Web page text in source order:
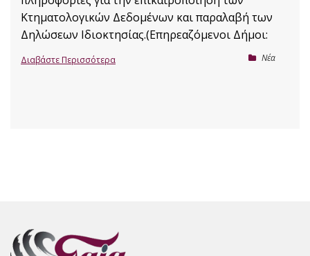
Κτηματολογικών Δεδομένων και παραλαβή των
Δηλώσεων Ιδιοκτησίας.(Επηρεαζόμενοι Δήμοι:
Nέα
Διαβάστε Περισσότερα